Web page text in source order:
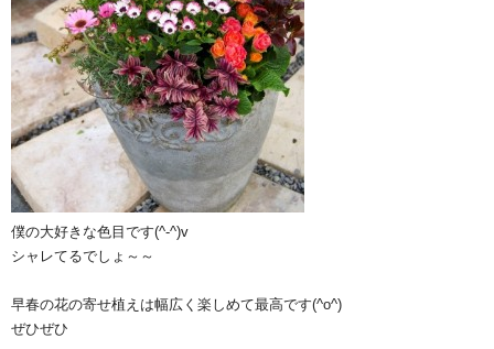
僕の大好きな色目です(^-^)v
シャレてるでしょ～～
早春の花の寄せ植えは幅広く楽しめて最高です(^o^)ゞ
ぜひぜひ